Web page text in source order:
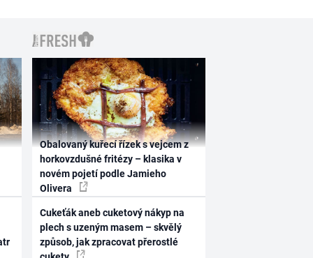
Obalovaný kuřecí řízek s vejcem z
horkovzdušné fritézy – klasika v
novém pojetí podle Jamieho
Olivera
Cukeťák aneb cuketový nákyp na
plech s uzeným masem – skvělý
způsob, jak zpracovat přerostlé